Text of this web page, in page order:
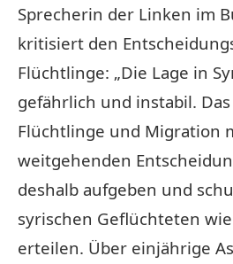
Sprecherin der Linken im
kritisiert den
Flüchtlinge: „Die Lage in
gefährlich und instabil.
Flüchtlinge und Migration
weitgehenden
deshalb aufgeben und
syrischen Geflüchteten
erteilen. Über einjährige